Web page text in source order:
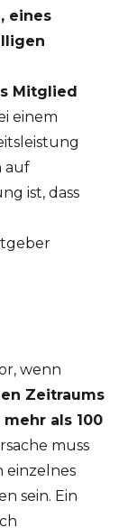
eines
Mitglied
einem
auf
ist, dass
wenn
Zeitraums
als 100
muss
einzelnes
sein. Ein